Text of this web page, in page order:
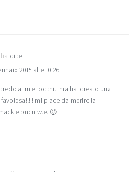
dice
2015 alle 10:26
ai miei occhi.. ma hai creato una
mi piace da morire la
e buon w.e. 🙂